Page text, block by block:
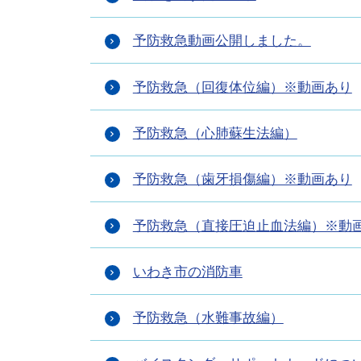
予防救急動画公開しました。
予防救急（回復体位編）※動画あり
予防救急（心肺蘇生法編）
予防救急（歯牙損傷編）※動画あり
予防救急（直接圧迫止血法編）※動
いわき市の消防車
予防救急（水難事故編）